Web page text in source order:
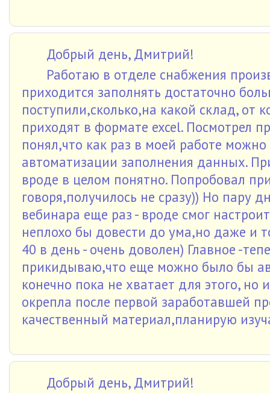
Добрый день, Дмитрий!
Работаю в отделе снабжения
приходится заполнять достаточно
поступили,сколько,на какой склад, от
приходят в формате excel. Посмотрел
понял,что как раз в моей работе
автоматизации заполнения данных.
вроде в целом понятно. Попробовал
говоря,получилось не сразу)) Но пару
вебинара еще раз - вроде смог
неплохо бы довести до ума,но даже и
40 в день - очень доволен) Главное -
прикидываю,что еще можно было бы
конечно пока не хватает для этого, но
окрепла после первой заработавшей
качественный материал,планирую
Добрый день, Дмитрий!